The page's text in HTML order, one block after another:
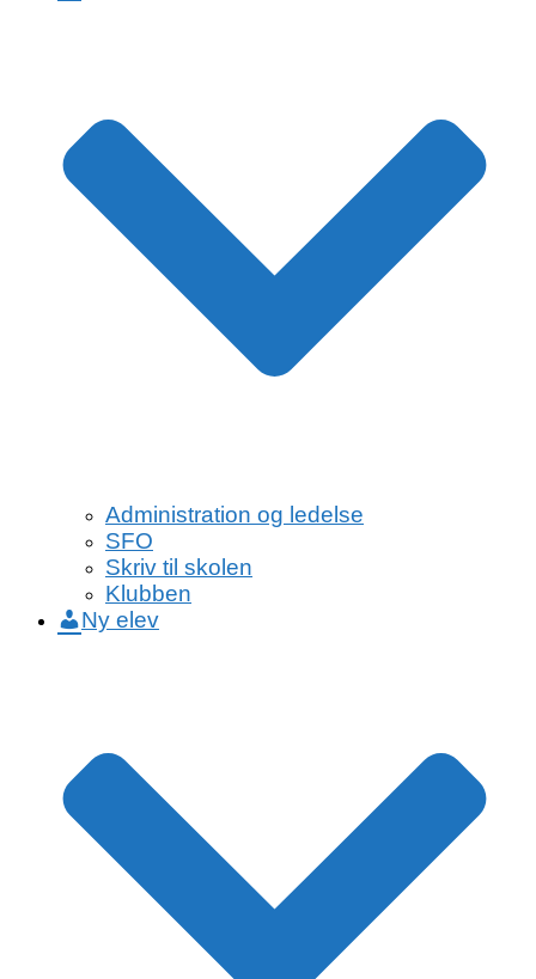
Administration og ledelse
SFO
Skriv til skolen
Klubben
Ny elev